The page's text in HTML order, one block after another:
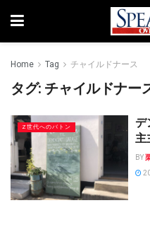
Home Tag チャイルドナース
タグ: チャイルドナー
Z世代へのバトン
デ
主
BY